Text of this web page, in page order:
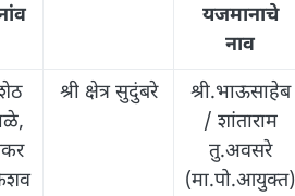
यजमानाचे
नाव
श्री क्षेत्र सुदुंबरे
श्री.भाऊसाहेब
/ शांताराम
तु.अवसरे
(मा.पो.आयुक्त)